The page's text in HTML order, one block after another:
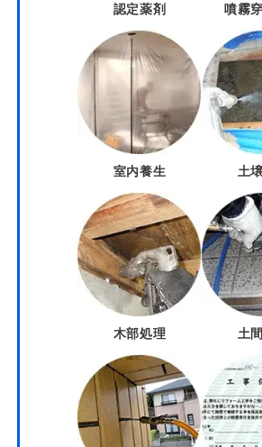
認定薬剤 噴霧
室内養生 土
木部処理 土